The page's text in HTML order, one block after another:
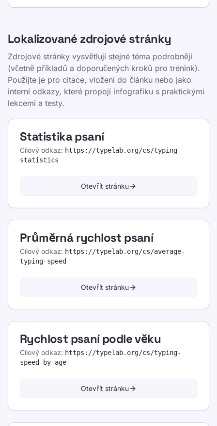
Kontakt
Otestujte se
Hry
Ceny
Školení TypeLab – Strukturované lekce psaní pro
všechny úrovně
TypeLab X · TypeLab LinkedIn
YouTube
Lokalizované zdrojové stránky
Zdrojové stránky vysvětlují stejné téma podrobněji
(včetně příkladů a doporučených kroků pro trénink).
Použijte je pro citace, vložení do článku nebo jako
interní odkazy, které propojí infografiku s praktickými
lekcemi a testy.
Statistika psaní
Cílový odkaz: https://typelab.org/cs/typing-
statistics
Otevřít stránku
Průměrná rychlost psaní
Cílový odkaz: https://typelab.org/cs/average-
typing-speed
Otevřít stránku
Rychlost psaní podle věku
Cílový odkaz: https://typelab.org/cs/typing-
speed-by-age
Otevřít stránku